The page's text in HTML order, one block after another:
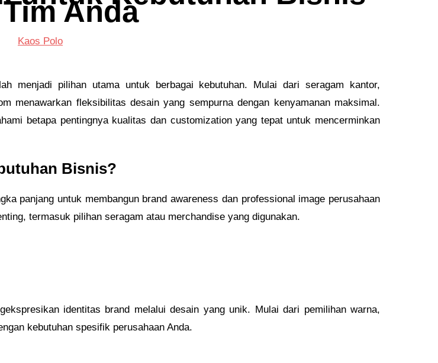
Anda
Kaos Polo
menjadi pilihan utama untuk berbagai kebutuhan. Mulai dari seragam kantor,
menawarkan fleksibilitas desain yang sempurna dengan kenyamanan maksimal.
betapa pentingnya kualitas dan customization yang tepat untuk mencerminkan
Bisnis?
panjang untuk membangun brand awareness dan professional image perusahaan
termasuk pilihan seragam atau merchandise yang digunakan.
identitas brand melalui desain yang unik. Mulai dari pemilihan warna,
kebutuhan spesifik perusahaan Anda.